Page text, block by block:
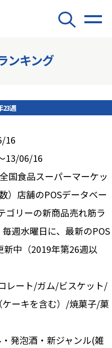
ンキング
23週
16
13/06/16
国食品スーパーマーケッ
）店舗のPOSデータベー
ゴリーの新商品売れ筋ラ
週水曜日に、最新のPOS
中（2019年第26週以
ート/ガム/ビスケット/
ーキを含む）/焼菓子/菓
泡酒・新ジャンル(雑